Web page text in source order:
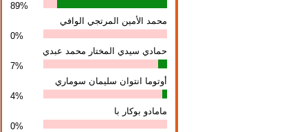
89%
محمد الأمين المرتجي الوافي
0%
حمادي سيدي المختار محمد عبدي
7%
أوتوما انتوان سلیمان سوماري
4%
مامادو بوكار با
0%